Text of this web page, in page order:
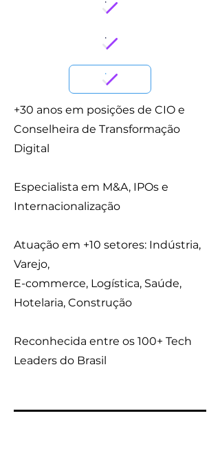
+30 anos em posições de CIO e
Conselheira de Transformação
Digital
Especialista em M&A, IPOs e
Internacionalização
Atuação em +10 setores: Indústria,
Varejo,
E-commerce, Logística, Saúde,
Hotelaria, Construção
Reconhecida entre os 100+ Tech
Leaders do Brasil